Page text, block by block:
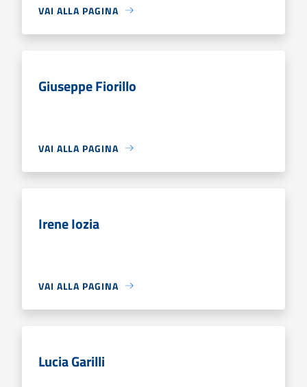
VAI ALLA PAGINA
Giuseppe Fiorillo
VAI ALLA PAGINA
Irene Iozia
VAI ALLA PAGINA
Lucia Garilli